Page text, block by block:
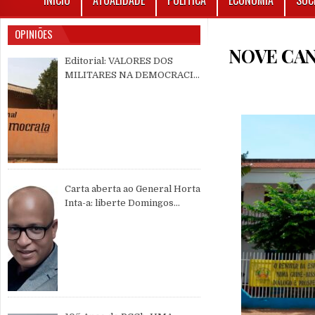
NOVE
OPINIÕES
Editorial: VALORES DOS
MILITARES NA DEMOCRACIA
Carta aberta ao General Horta
Inta-a: liberte Domingos